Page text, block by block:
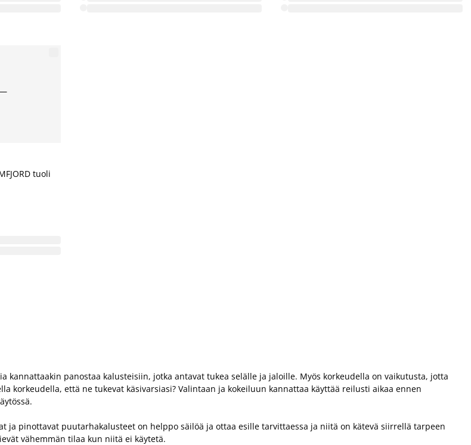
tuoli
panostaa kalusteisiin, jotka antavat tukea selälle ja jaloille. Myös korkeudella on vaikutusta, jotta
korkeudella, että ne tukevat käsivarsiasi? Valintaan ja kokeiluun kannattaa käyttää reilusti aikaa ennen
ja pinottavat puutarhakalusteet on helppo säilöä ja ottaa esille tarvittaessa ja niitä on kätevä siirrellä tarpeen
vähemmän tilaa kun niitä ei käytetä.